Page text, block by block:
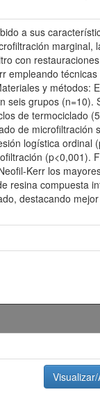
a sus
marginal,
con
empleando
y métodos:
seis grupos (n=10).
de termociclado
de microfiltración
logística ordinal
(p<0,001).
Kerr los
resina compuesta
destacando